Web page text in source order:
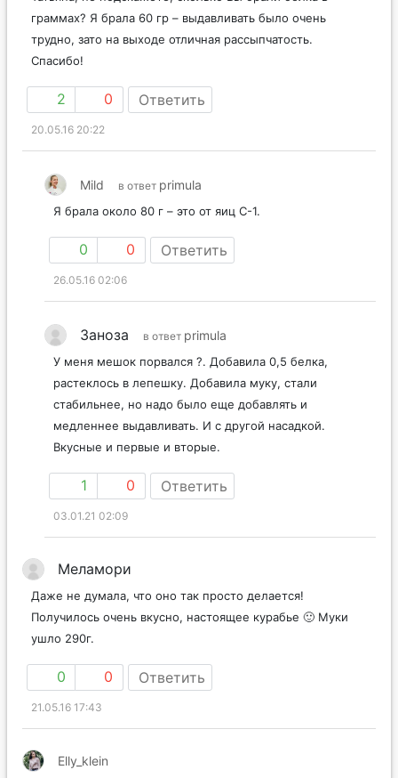
граммах? Я брала 60 гр – выдавливать было очень
трудно, зато на выходе отличная рассыпчатость.
Спасибо!
2 0 Ответить
20.05.16 20:22
Mild в ответ primula
Я брала около 80 г – это от яиц С-1.
0 0 Ответить
26.05.16 02:06
Заноза в ответ primula
У меня мешок порвался ?. Добавила 0,5 белка,
растеклось в лепешку. Добавила муку, стали
стабильнее, но надо было еще добавлять и
медленнее выдавливать. И с другой насадкой.
Вкусные и первые и вторые.
1 0 Ответить
03.01.21 02:09
Меламори
Даже не думала, что оно так просто делается!
Получилось очень вкусно, настоящее курабье 🙂 Муки
ушло 290г.
0 0 Ответить
21.05.16 17:43
Elly_klein